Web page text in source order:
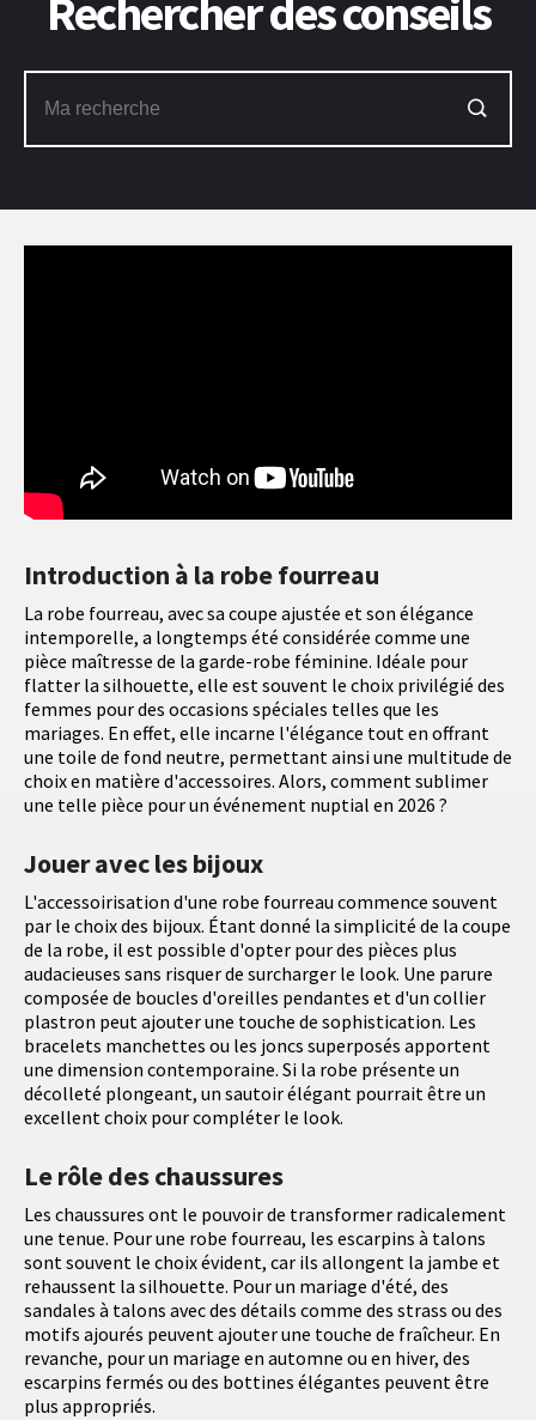
Introduction à la robe fourreau
La robe fourreau, avec sa coupe ajustée et son élégance
intemporelle, a longtemps été considérée comme une
pièce maîtresse de la garde-robe féminine. Idéale pour
flatter la silhouette, elle est souvent le choix privilégié des
femmes pour des occasions spéciales telles que les
mariages. En effet, elle incarne l'élégance tout en offrant
une toile de fond neutre, permettant ainsi une multitude de
choix en matière d'accessoires. Alors, comment sublimer
une telle pièce pour un événement nuptial en 2026 ?
Jouer avec les bijoux
L'accessoirisation d'une robe fourreau commence souvent
par le choix des bijoux. Étant donné la simplicité de la coupe
de la robe, il est possible d'opter pour des pièces plus
audacieuses sans risquer de surcharger le look. Une parure
composée de boucles d'oreilles pendantes et d'un collier
plastron peut ajouter une touche de sophistication. Les
bracelets manchettes ou les joncs superposés apportent
une dimension contemporaine. Si la robe présente un
décolleté plongeant, un sautoir élégant pourrait être un
excellent choix pour compléter le look.
Le rôle des chaussures
Les chaussures ont le pouvoir de transformer radicalement
une tenue. Pour une robe fourreau, les escarpins à talons
sont souvent le choix évident, car ils allongent la jambe et
rehaussent la silhouette. Pour un mariage d'été, des
sandales à talons avec des détails comme des strass ou des
motifs ajourés peuvent ajouter une touche de fraîcheur. En
revanche, pour un mariage en automne ou en hiver, des
escarpins fermés ou des bottines élégantes peuvent être
plus appropriés.
Rechercher des conseils